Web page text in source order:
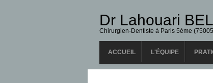
Dr Lahouari
Chirurgien-Dentiste à Paris 5ème
ACCUEIL L'ÉQUIPE